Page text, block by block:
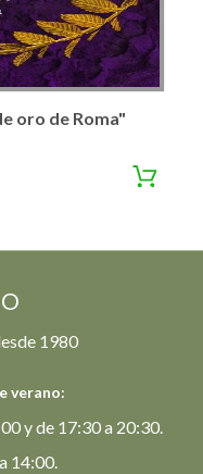
oro de Roma"
1980
verano:
y de 17:30 a 20:30.
14:00.